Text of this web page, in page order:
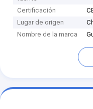
Certificación
Lugar de origen
Nombre de la marca